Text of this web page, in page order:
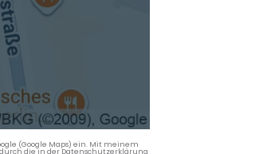
(Google Maps) ein. Mit meinem
die in der Datenschutzerklärung